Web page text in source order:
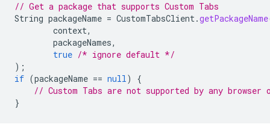
// Get a package that supports Custom Tabs
String packageName = CustomTabsClient.getPackageName
context,
packageNames,
true /* ignore default */
);
if (packageName == null)
{
// Custom Tabs are not supported by any browser
}